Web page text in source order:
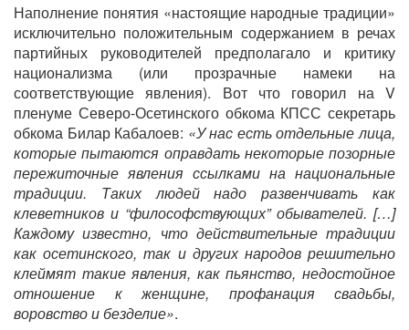
Наполнение понятия «настоящие народные традиции»
исключительно положительным содержанием в речах
партийных руководителей предполагало и критику
национализма (или прозрачные намеки на
соответствующие явления). Вот что говорил на V
пленуме Северо-Осетинского обкома КПСС секретарь
обкома Билар Кабалоев: «У нас есть отдельные лица,
которые пытаются оправдать некоторые позорные
пережиточные явления ссылками на национальные
традиции. Таких людей надо развенчивать как
клеветников и “философствующих” обывателей. […]
Каждому известно, что действительные традиции
как осетинского, так и других народов решительно
клеймят такие явления, как пьянство, недостойное
отношение к женщине, профанация свадьбы,
воровство и безделие».